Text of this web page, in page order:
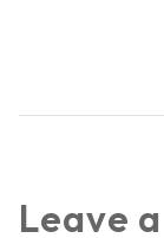
Leave